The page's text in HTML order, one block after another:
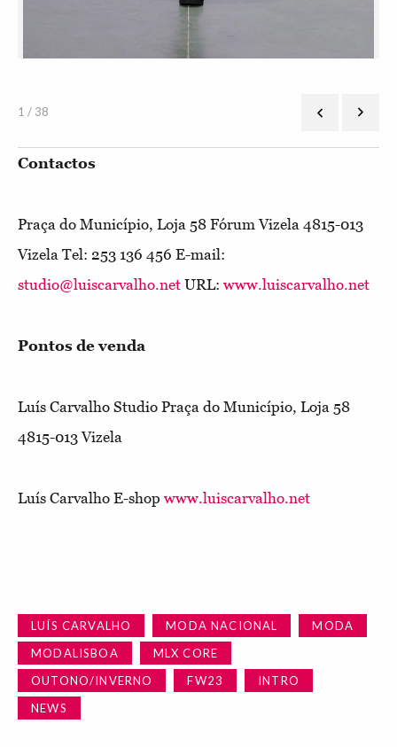
1 / 38
Contactos
Praça do Município, Loja 58 Fórum Vizela 4815-013
Vizela Tel: 253 136 456 E-mail:
studio@luiscarvalho.net URL: www.luiscarvalho.net
Pontos de venda
Luís Carvalho Studio Praça do Município, Loja 58
4815-013 Vizela
Luís Carvalho E-shop www.luiscarvalho.net
LUÍS CARVALHO MODA NACIONAL
MODA
MODALISBOA
MLX CORE
OUTONO/INVERNO
FW23
INTRO
NEWS